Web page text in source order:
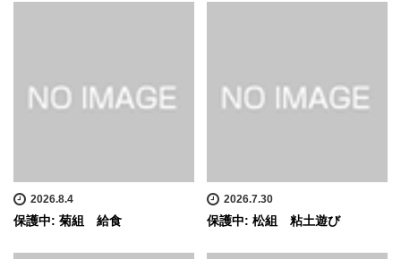
2026.8.4
保護中: 菊組 給食
2026.7.30
保護中: 松組 粘土遊び